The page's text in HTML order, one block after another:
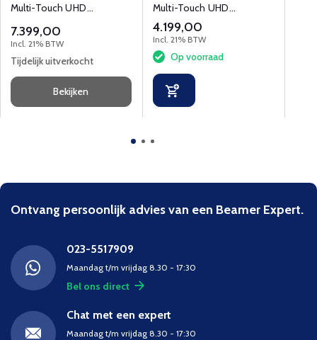
Multi-Touch UHD
7.399,00
Incl. 21% BTW
Tijdelijk uitverkocht
Bekijken
Multi-Touch UHD
(3840x2160) resolutie
4.199,00
Incl. 21% BTW
Op voorraad
Ontvang persoonlijk advies van een Beamer Expert.
023-5517909
Maandag t/m vrijdag 8.30 - 17:30
Bel ons direct
Chat met een expert
Maandag t/m vrijdag 8.30 - 17:30